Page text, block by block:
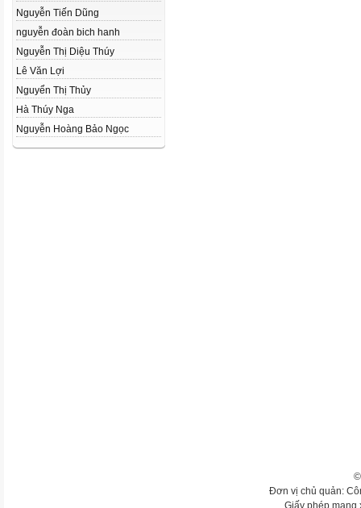
Nguyễn Tiến Dũng
nguyễn đoàn bich hanh
Nguyễn Thị Diệu Thúy
Lê Văn Lợi
Nguyển Thị Thủy
Hà Thúy Nga
Nguyễn Hoàng Bảo Ngọc
Đơn vị chủ quản:
Giấy phép mạng